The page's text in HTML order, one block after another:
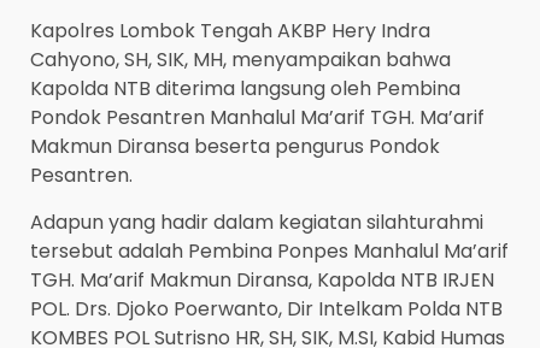
Kapolres Lombok Tengah AKBP Hery Indra
Cahyono, SH, SIK, MH, menyampaikan bahwa
Kapolda NTB diterima langsung oleh Pembina
Pondok Pesantren Manhalul Ma’arif TGH. Ma’arif
Makmun Diransa beserta pengurus Pondok
Pesantren.
Adapun yang hadir dalam kegiatan silahturahmi
tersebut adalah Pembina Ponpes Manhalul Ma’arif
TGH. Ma’arif Makmun Diransa, Kapolda NTB IRJEN
POL. Drs. Djoko Poerwanto, Dir Intelkam Polda NTB
KOMBES POL Sutrisno HR, SH, SIK, M.SI, Kabid Humas